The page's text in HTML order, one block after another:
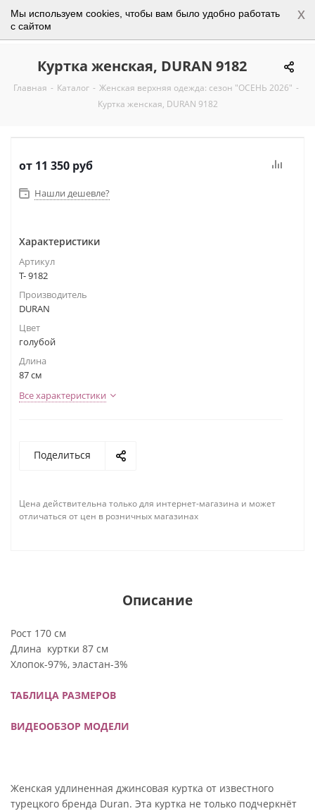
Мы используем cookies, чтобы вам было удобно работать
с сайтом
x
0
Куртка женская, DURAN 9182
Главная - Каталог - Женская верхняя одежда: сезон "ОСЕНЬ 2026" -
Куртка женская, DURAN 9182
от 11 350 руб
Нашли дешевле?
Характеристики
Артикул
Т- 9182
Производитель
DURAN
Цвет
голубой
Длина
87 см
Все характеристики
Поделиться
Цена действительна только для интернет-магазина и может
отличаться от цен в розничных магазинах
Описание
Рост 170 см
Длина куртки 87 см
Хлопок-97%, эластан-3%
ТАБЛИЦА РАЗМЕРОВ
ВИДЕООБЗОР МОДЕЛИ
Женская удлиненная джинсовая куртка от известного
турецкого бренда Duran. Эта куртка не только подчеркнёт